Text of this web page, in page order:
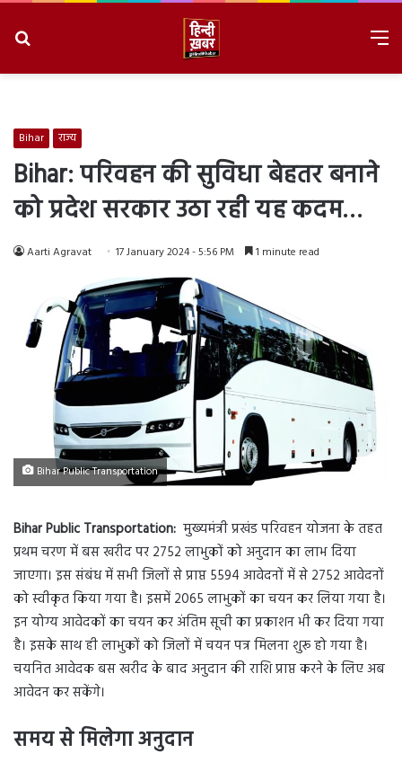
Bihar राज्य
Bihar: परिवहन की सुविधा बेहतर बनाने
को प्रदेश सरकार उठा रही यह कदम…
Aarti Agravat 17 January 2024 - 5:56 PM 1 minute read
Bihar Public Transportation
Bihar Public Transportation: मुख्यमंत्री प्रखंड परिवहन योजना के तहत
प्रथम चरण में बस खरीद पर 2752 लाभुकों को अनुदान का लाभ दिया
जाएगा। इस संबंध में सभी जिलों से प्राप्त 5594 आवेदनों में से 2752 आवेदनों
को स्वीकृत किया गया है। इसमें 2065 लाभुकों का चयन कर लिया गया है।
इन योग्य आवेदकों का चयन कर अंतिम सूची का प्रकाशन भी कर दिया गया
है। इसके साथ ही लाभुकों को जिलों में चयन पत्र मिलना शुरू हो गया है।
चयनित आवेदक बस खरीद के बाद अनुदान की राशि प्राप्त करने के लिए अब
आवेदन कर सकेंगे।
समय से मिलेगा अनुदान